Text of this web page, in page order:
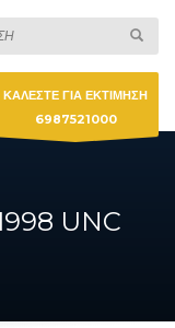
ΚΑΛΕΣΤΕ ΓΙΑ ΕΚΤΙΜΗΣΗ
6987521000
UNC